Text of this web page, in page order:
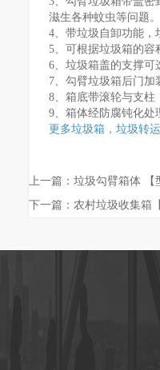
滋生各种蚊虫等问题。
4、带垃圾自卸功能，
5、可根据垃圾箱的容
6、垃圾箱盖的支撑可
7、勾臂垃圾箱后门
8、箱底带滚轮与支柱
9、箱体经防腐钝化处
更多垃圾箱，垃圾转
上一篇： 垃圾勾臂箱体 【
下一篇： 农村垃圾收集箱